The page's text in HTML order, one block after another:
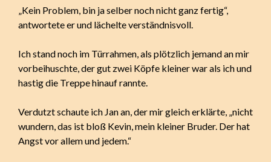
„Kein Problem, bin ja selber noch nicht ganz fertig“,
antwortete er und lächelte verständnisvoll.
Ich stand noch im Türrahmen, als plötzlich jemand an mir
vorbeihuschte, der gut zwei Köpfe kleiner war als ich und
hastig die Treppe hinauf rannte.
Verdutzt schaute ich Jan an, der mir gleich erklärte, „nicht
wundern, das ist bloß Kevin, mein kleiner Bruder. Der hat
Angst vor allem und jedem.“